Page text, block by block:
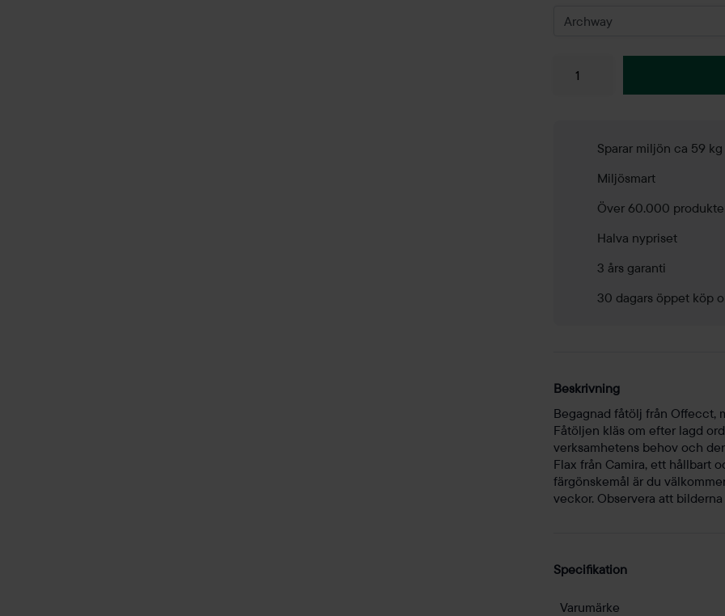
Sparar miljön ca 59
Miljösmart
Över 60.000
Halva nypriset
3 års garanti
30 dagars öppet köp
Beskrivning
Begagnad fåtölj från Offecct,
Fåtöljen kläs om efter lagd
verksamhetens behov och
Flax från Camira, ett hållbart
färgönskemål är du
veckor. Observera att
Specifikation
Varumärke